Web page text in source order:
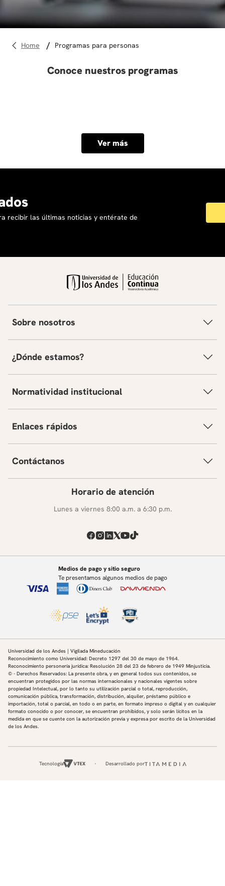
derecho
programas para personas
Conoce nuestros programas
Ver más
recibir las últimas noticias y entérate de
Sobre nosotros
¿Dónde estamos?
Normatividad institucional
Enlaces rápidos
Contáctanos
Horario de atención
Lunes a viernes 8:00 a.m. a 6:30 p.m.
Medios de pago y sitio seguro
Te presentamos algunos medios de pago
Universidad de los Andes | Vigilada Mineducación
Reconocimiento como Universidad: Decreto 1297 del 30 de mayo de 1964.
Reconocimiento personería jurídica: Resolución 28 del 23 de febrero de 1949 Minjusticia.
© - Derechos Reservados: La presente obra, y en general todos sus contenidos, se
encuentran protegidos por las normas internacionales y nacionales vigentes sobre
propiedad Intelectual, por lo tanto su utilización parcial o total, reproducción,
comunicación pública, transformación, distribución, alquiler, préstamo público e
importación, total o parcial, en todo o en parte, en formato impreso o digital y en cualquier
formato conocido o por conocer, se encuentran prohibidos, y solo serán lícitos en la
medida en que se cuente con la autorización previa y expresa por escrito de la Universidad
de los Andes.
Tecnología Desarrollado por